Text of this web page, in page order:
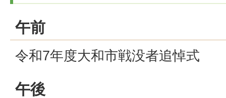
午前
令和7年度大和市戦没者追悼式
午後